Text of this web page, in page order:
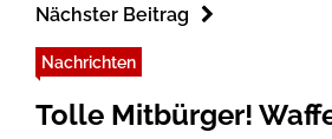
Nächster Beitrag
Nachrichten
Tolle Mitbürger!